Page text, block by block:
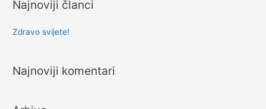
Najnoviji članci
Zdravo svijete!
Najnoviji komentari